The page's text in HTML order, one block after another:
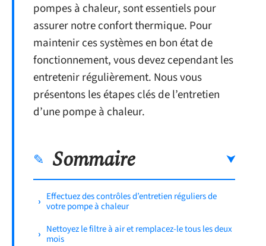
pompes à chaleur, sont essentiels pour
assurer notre confort thermique. Pour
maintenir ces systèmes en bon état de
fonctionnement, vous devez cependant les
entretenir régulièrement. Nous vous
présentons les étapes clés de l’entretien
d’une pompe à chaleur.
Sommaire
Effectuez des contrôles d’entretien réguliers de
votre pompe à chaleur
Nettoyez le filtre à air et remplacez-le tous les deux
mois